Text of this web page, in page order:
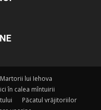
lui Iehova
în calea mîntuirii
Păcatul vrăjitoriilor